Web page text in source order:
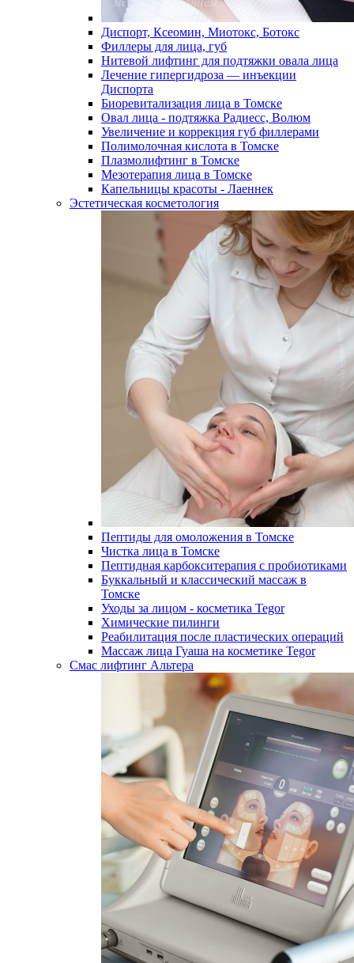
Диспорт, Ксеомин, Миотокс, Ботокс
Филлеры для лица, губ
Нитевой лифтинг для подтяжки овала лица
Лечение гипергидроза — инъекции
Диспорта
Биоревитализация лица в Томске
Овал лица - подтяжка Радиесс, Волюм
Увеличение и коррекция губ филлерами
Полимолочная кислота в Томске
Плазмолифтинг в Томске
Мезотерапия лица в Томске
Капельницы красоты - Лаеннек
Эстетическая косметология
Пептиды для омоложения в Томске
Чистка лица в Томске
Пептидная карбокситерапия с пробиотиками
Буккальный и классический массаж в
Томске
Уходы за лицом - косметика Tegor
Химические пилинги
Реабилитация после пластических операций
Массаж лица Гуаша на косметике Tegor
Смас лифтинг Альтера